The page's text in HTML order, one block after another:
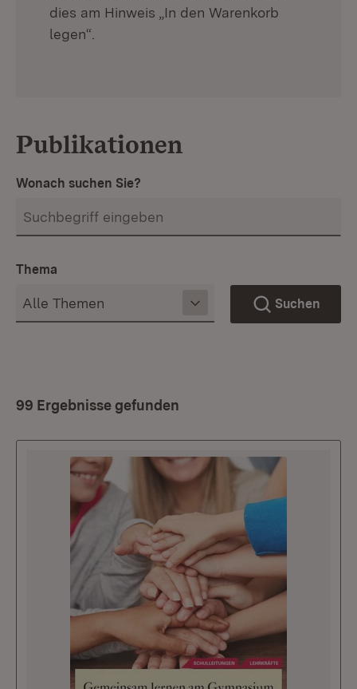
dies am Hinweis „In den Warenkorb
legen“.
Publikationen
Wonach suchen Sie?
Thema
Suchen
99 Ergebnisse gefunden